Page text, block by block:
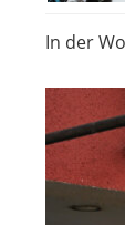
In der